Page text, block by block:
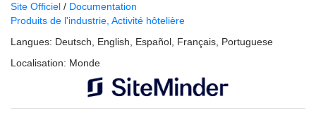
Site Officiel
Documentation
Produits de l'industrie Activité hôtelière
Langues: Deutsch English Español Français Portuguese
Localisation: Monde